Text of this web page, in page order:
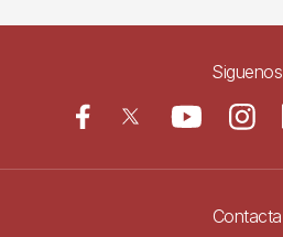
Siguenos
Contacta